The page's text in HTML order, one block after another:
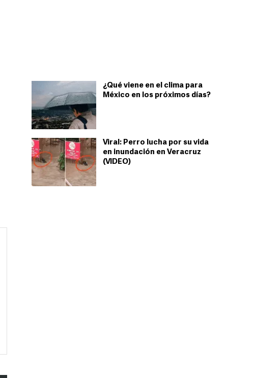
¿Qué viene en el clima para
México en los próximos días?
Viral: Perro lucha por su vida
en inundación en Veracruz
(VIDEO)